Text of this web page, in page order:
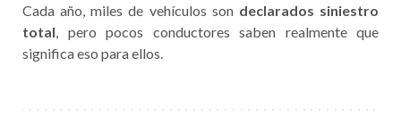
Cada año, miles de vehículos son declarados siniestro
total , pero pocos conductores saben realmente que
significa eso para ellos.